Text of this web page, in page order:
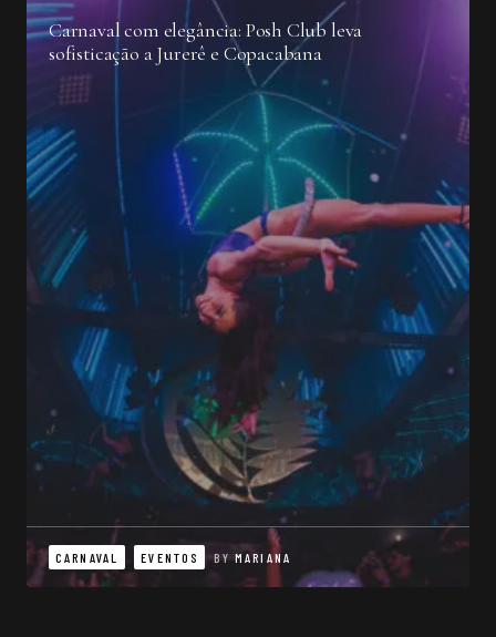
Carnaval com elegância: Posh Club leva
sofisticação a Jurerê e Copacabana
CARNAVAL EVENTOS BY MARIANA